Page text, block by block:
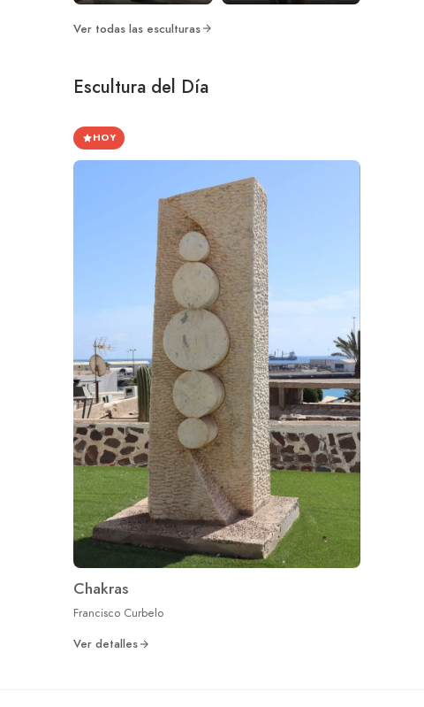
Ver todas las esculturas
Escultura del Día
HOY
Chakras
Francisco Curbelo
Ver detalles